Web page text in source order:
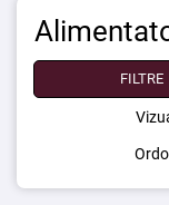
FILTRE